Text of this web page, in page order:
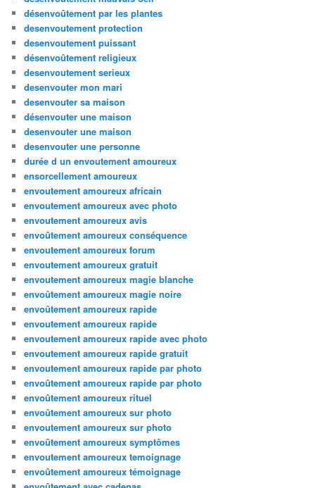
désenvoûtement par les plantes
desenvoutement protection
desenvoutement puissant
désenvoûtement religieux
desenvoutement serieux
desenvouter mon mari
desenvouter sa maison
désenvouter une maison
desenvouter une maison
desenvouter une personne
durée d un envoutement amoureux
ensorcellement amoureux
envoutement amoureux africain
envoutement amoureux avec photo
envoutement amoureux avis
envoûtement amoureux conséquence
envoutement amoureux forum
envoutement amoureux gratuit
envoutement amoureux magie blanche
envoûtement amoureux magie noire
envoûtement amoureux rapide
envoutement amoureux rapide
envoutement amoureux rapide avec photo
envoutement amoureux rapide gratuit
envoutement amoureux rapide par photo
envoûtement amoureux rapide par photo
envoûtement amoureux rituel
envoûtement amoureux sur photo
envoutement amoureux sur photo
envoûtement amoureux symptômes
envoutement amoureux temoignage
envoûtement amoureux témoignage